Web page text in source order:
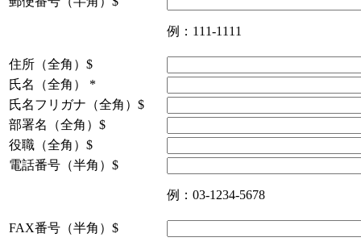
例：111-1111
住所（全角）$
氏名（全角） *
氏名フリガナ（全角）$
部署名（全角）$
役職（全角）$
電話番号（半角）$
例：03-1234-5678
FAX番号（半角）$